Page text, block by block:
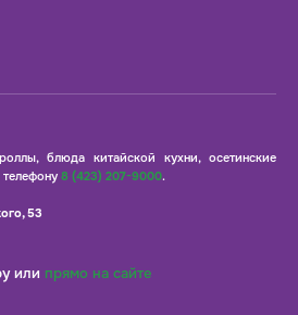
блюда китайской кухни, осетинские
8 (423) 207-9000.
53
или прямо на сайте